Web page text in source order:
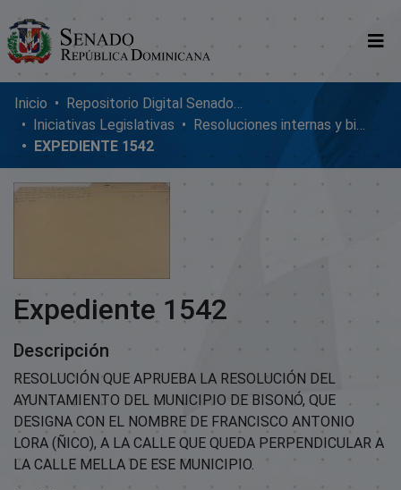
Comunidades
Glosario
Nosotros
Inicio
Repositorio Digital SenadoRD
Iniciativas Legislativas
Resoluciones internas y bicamerales
EXPEDIENTE 1542
Expediente 1542
Descripción
RESOLUCIÓN QUE APRUEBA LA RESOLUCIÓN DEL
AYUNTAMIENTO DEL MUNICIPIO DE BISONÓ, QUE
DESIGNA CON EL NOMBRE DE FRANCISCO ANTONIO
LORA (ÑICO), A LA CALLE QUE QUEDA PERPENDICULAR A
LA CALLE MELLA DE ESE MUNICIPIO.